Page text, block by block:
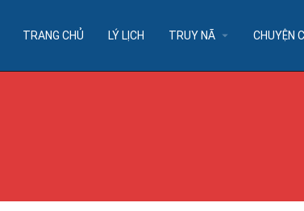
TRANG CHỦ LÝ LỊCH TRUY NÃ arrow_drop_down CHUYỆN